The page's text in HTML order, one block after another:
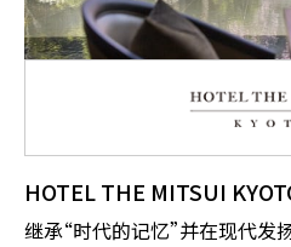
HOTEL THE MITSUI
继承“时代的记忆”并在现代发